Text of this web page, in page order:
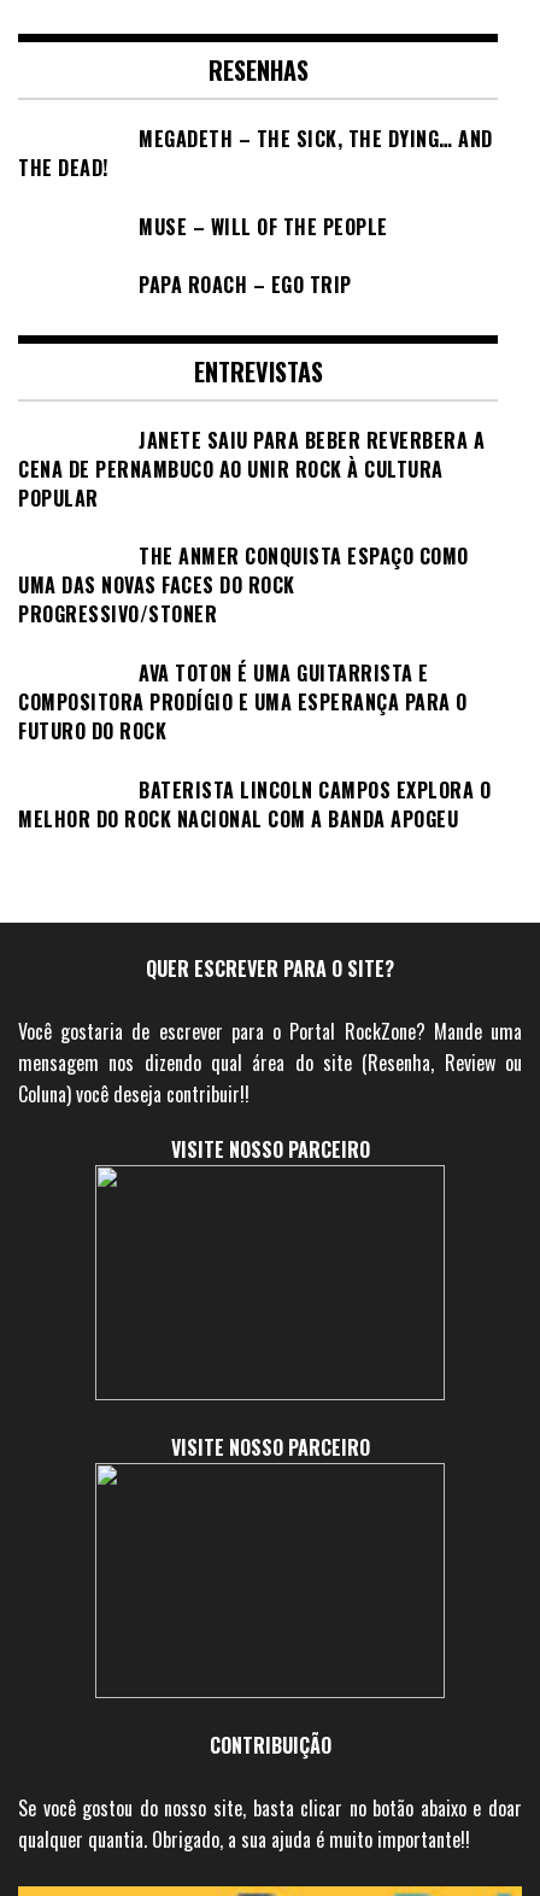
RESENHAS
MEGADETH – THE SICK, THE DYING… AND
THE DEAD!
MUSE – WILL OF THE PEOPLE
PAPA ROACH – EGO TRIP
ENTREVISTAS
JANETE SAIU PARA BEBER REVERBERA A
CENA DE PERNAMBUCO AO UNIR ROCK À CULTURA
POPULAR
THE ANMER CONQUISTA ESPAÇO COMO
UMA DAS NOVAS FACES DO ROCK
PROGRESSIVO/STONER
AVA TOTON É UMA GUITARRISTA E
COMPOSITORA PRODÍGIO E UMA ESPERANÇA PARA O
FUTURO DO ROCK
BATERISTA LINCOLN CAMPOS EXPLORA O
MELHOR DO ROCK NACIONAL COM A BANDA APOGEU
QUER ESCREVER PARA O SITE?
Você gostaria de escrever para o Portal RockZone? Mande uma
mensagem nos dizendo qual área do site (Resenha, Review ou
Coluna) você deseja contribuir!!
VISITE NOSSO PARCEIRO
VISITE NOSSO PARCEIRO
CONTRIBUIÇÃO
Se você gostou do nosso site, basta clicar no botão abaixo e doar
qualquer quantia. Obrigado, a sua ajuda é muito importante!!